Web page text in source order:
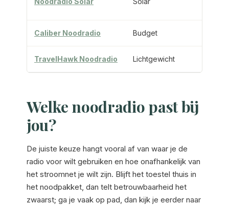
Caliber Noodradio Budget
TravelHawk Noodradio Lichtgewicht
Welke noodradio past bij
jou?
De juiste keuze hangt vooral af van waar je de
radio voor wilt gebruiken en hoe onafhankelijk van
het stroomnet je wilt zijn. Blijft het toestel thuis in
het noodpakket, dan telt betrouwbaarheid het
zwaarst; ga je vaak op pad, dan kijk je eerder naar